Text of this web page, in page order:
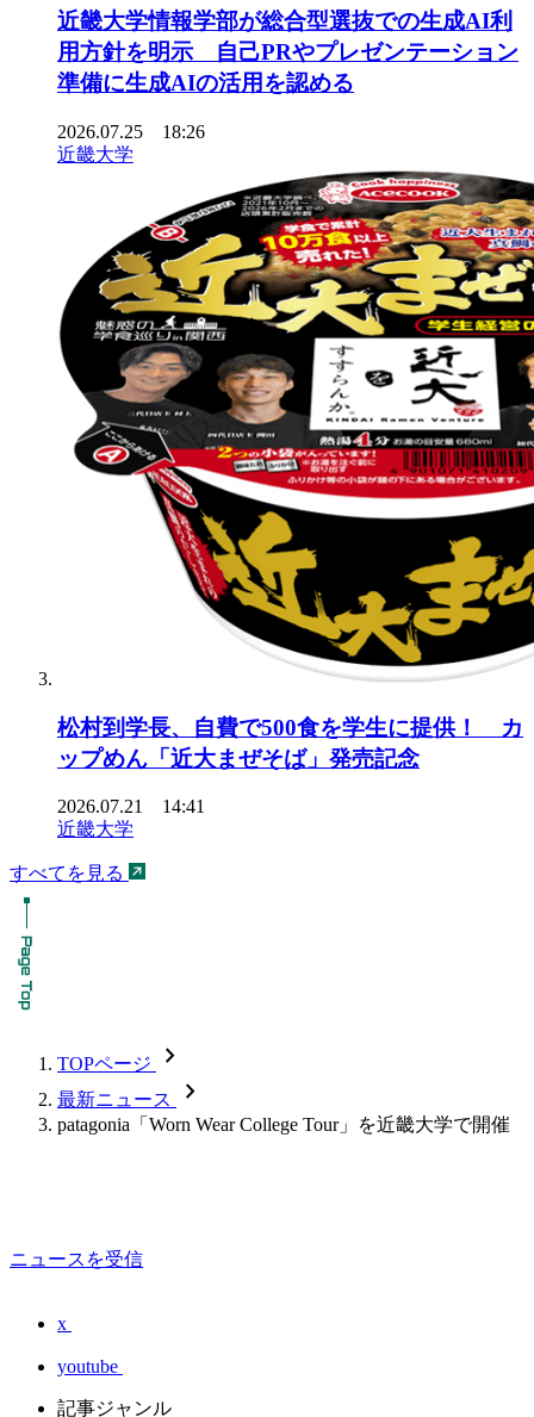
近畿大学情報学部が総合型選抜での生成AI利
用方針を明示 自己PRやプレゼンテーション
準備に生成AIの活用を認める
2026.07.25 18:26
近畿大学
松村到学長、自費で500食を学生に提供！ カ
ップめん「近大まぜそば」発売記念
2026.07.21 14:41
近畿大学
すべてを見る
TOPページ chevron_forward
最新ニュース chevron_forward
patagonia「Worn Wear College Tour」を近畿大学で開催
ニュースを受信
x
youtube
記事ジャンル